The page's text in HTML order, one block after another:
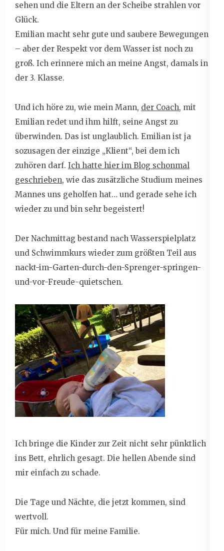
sehen und die Eltern an der Scheibe strahlen vor
Glück.
Emilian macht sehr gute und saubere Bewegungen
– aber der Respekt vor dem Wasser ist noch zu
groß. Ich erinnere mich an meine Angst, damals in
der 3. Klasse.
Und ich höre zu, wie mein Mann, der Coach, mit
Emilian redet und ihm hilft, seine Angst zu
überwinden. Das ist unglaublich. Emilian ist ja
sozusagen der einzige „Klient“, bei dem ich
zuhören darf. Ich hatte hier im Blog schonmal
geschrieben, wie das zusätzliche Studium meines
Mannes uns geholfen hat… und gerade sehe ich
wieder zu und bin sehr begeistert!
Der Nachmittag bestand nach Wasserspielplatz
und Schwimmkurs wieder zum größten Teil aus
nackt-im-Garten-durch-den-Sprenger-springen-
und-vor-Freude-quietschen.
Ich bringe die Kinder zur Zeit nicht sehr pünktlich
ins Bett, ehrlich gesagt. Die hellen Abende sind
mir einfach zu schade.
Die Tage und Nächte, die jetzt kommen, sind
wertvoll.
Für mich. Und für meine Familie.